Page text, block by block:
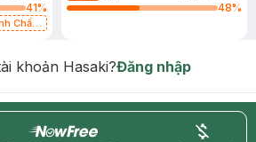
41%
Chất
48%
khoản Hasaki?Đăng nhập